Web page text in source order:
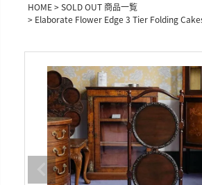
HOME
SOLD OUT 商品一覧
Elaborate Flower Edge 3 Tier Folding